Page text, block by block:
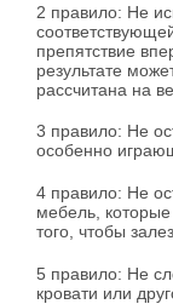
2 правило: Не
препятствие
результате
рассчитана на
3 правило: Не
особенно
4 правило: Не
мебель, которые
того, чтобы
5 правило: Не
кровати или